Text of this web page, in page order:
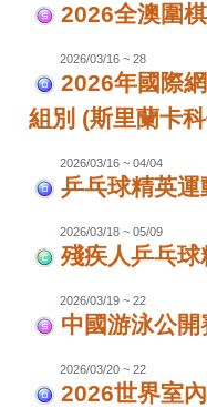
2026全澳圍
2026/03/16 ~ 28
2026年國際
組別 (斯里蘭卡
2026/03/16 ~ 04/04
乒乓球精英
2026/03/18 ~ 05/09
殘疾人乒乓
2026/03/19 ~ 22
中國游泳公
2026/03/20 ~ 22
2026世界室